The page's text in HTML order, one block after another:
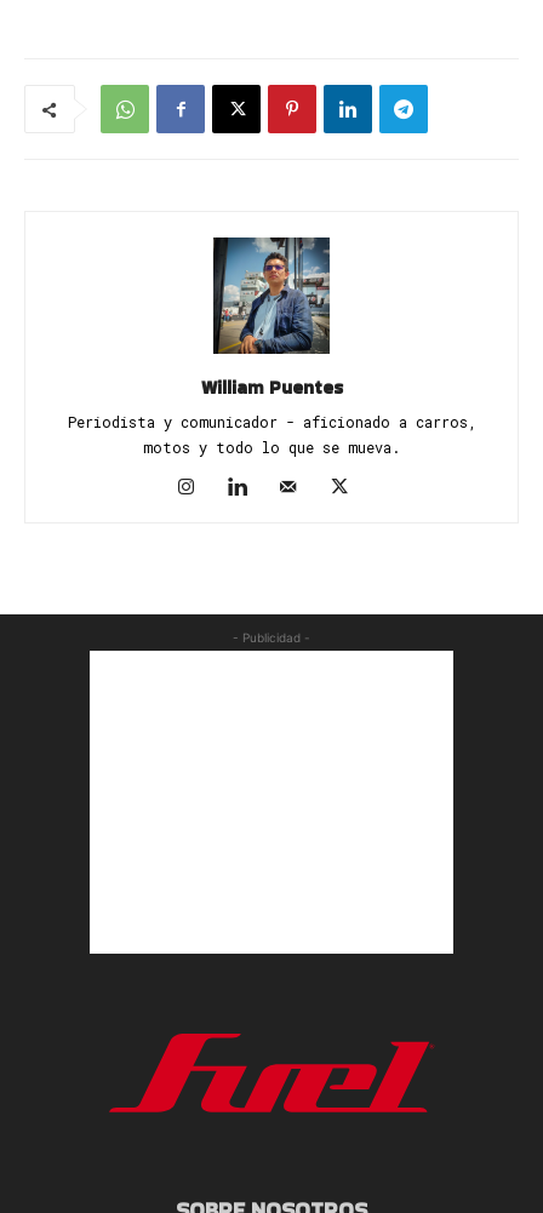
William Puentes
Periodista y comunicador - aficionado a carros,
motos y todo lo que se mueva.
- Publicidad -